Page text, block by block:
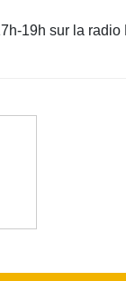
19h sur la